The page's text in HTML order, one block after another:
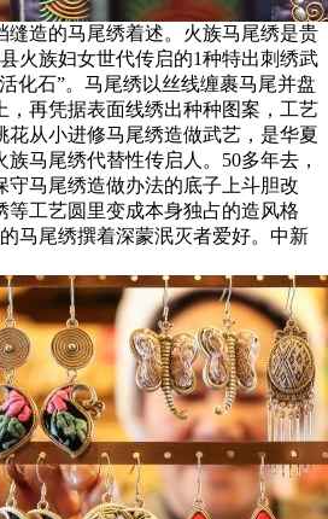
缝造的马尾绣着述。火族马尾绣是贵
火族妇女世代传启的1种特出刺绣武
化石”。马尾绣以丝线缠裹马尾并盘
，再凭据表面线绣出种种图案，工艺
花从小进修马尾绣造做武艺，是华夏
马尾绣代替性传启人。50多年去，
守马尾绣造做办法的底子上斗胆改
等工艺圆里变成本身独占的造风格
马尾绣撰着深蒙泯灭者爱好。中新